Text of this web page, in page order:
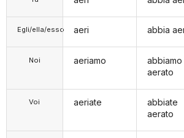
Egli/ella/esso
Noi
Voi
aeri
aeriamo
aeriate
abbia
abbiamo
aerato
abbiate
aerato